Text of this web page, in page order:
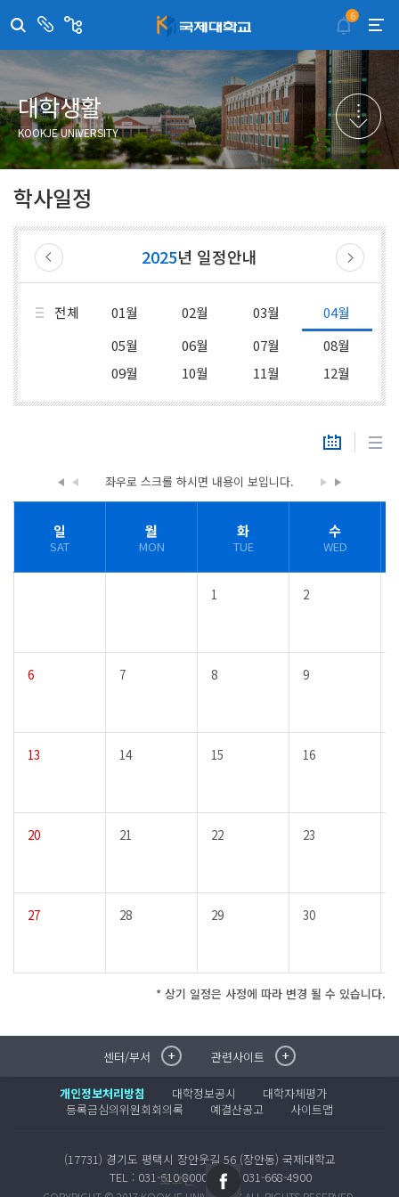
센
부
서
취·창업지원센터
국제대학교 입학안내
학술정보원
학생생활관
국제교류센터
산학협력단
평생교육원
교수학습지원센터
이
이메일무단수집거부
무선인터넷이용안내
포탈사이트
증명발급사이트
국제무인항공
6
대학생활
KOOKJE UNIVERSITY
학사일정
2025년 일정안내
전체 01월 02월 03월
04월
05월
06월 07월
08월
09월
10월 11월 12월
좌우로 스크롤 하시면 내용이 보입니다.
일
SAT
월
MON
화
TUE
수
WED
1 2
6 7 8 9
13 14 15 16
20 21 22 23
27 28 29 30
* 상기 일정은 사정에 따라 변경 될 수 있습니다.
센터/부서취·창업지원센터
국제대학교 입학안내
학술정보원
학생생활관
산학협력단
평생교육원
관련사이트이메일무단수집거부
무선인터넷이용안내
포탈사이트
증명발급사이트
로그인
개인정보처리방침 대학정보공시
대학자체평가
등록금심의위원회회의록
예결산공고 사이트맵
(17731) 경기도 평택시 장안웃길 56 (장안동) 국제대학교
TEL : 031-610-8000
FAX : 031-668-4900